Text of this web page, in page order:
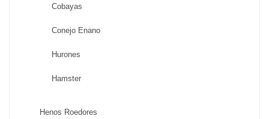
Cobayas
Conejo Enano
Hurones
Hamster
Henos Roedores